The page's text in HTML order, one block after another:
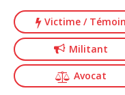
Victime / Témoin
Militant
Avocat